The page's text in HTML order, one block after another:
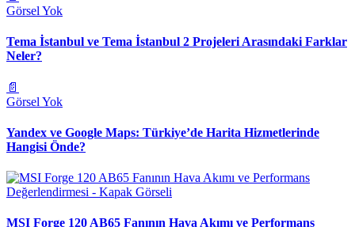
Görsel Yok
Tema İstanbul ve Tema İstanbul 2 Projeleri Arasındaki Farklar
Neler?
📄
Görsel Yok
Yandex ve Google Maps: Türkiye’de Harita Hizmetlerinde
Hangisi Önde?
MSI Forge 120 AB65 Fanının Hava Akımı ve Performans